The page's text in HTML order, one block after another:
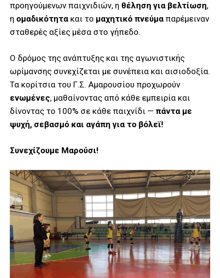
προηγούμενων παιχνιδιών, η θέληση για βελτίωση,
η ομαδικότητα και το μαχητικό πνεύμα παρέμειναν
σταθερές αξίες μέσα στο γήπεδο.
Ο δρόμος της ανάπτυξης και της αγωνιστικής
ωρίμανσης συνεχίζεται με συνέπεια και αισιοδοξία.
Τα κορίτσια του Γ.Σ. Αμαρουσίου προχωρούν
ενωμένες, μαθαίνοντας από κάθε εμπειρία και
δίνοντας το 100% σε κάθε παιχνίδι — πάντα με
ψυχή, σεβασμό και αγάπη για το βόλεϊ!
Συνεχίζουμε Μαρούσι!